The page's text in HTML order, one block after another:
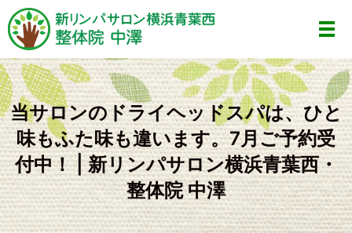
メ
当サロンのドライヘッドスパは、ひと
味もふた味も違います。7月ご予約受
付中！ | 新リンパサロン横浜青葉西・
整体院 中澤